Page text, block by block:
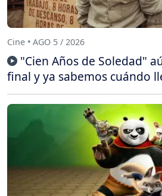
Cine • AGO 5 / 2026
"Cien Años de Soledad"
final y ya sabemos cuándo